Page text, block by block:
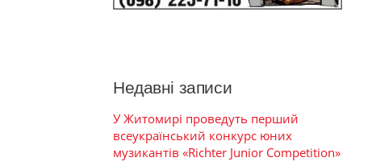
Недавні записи
У Житомирі проведуть перший
всеукраїнський конкурс юних
музикантів «Richter Junior Competition»